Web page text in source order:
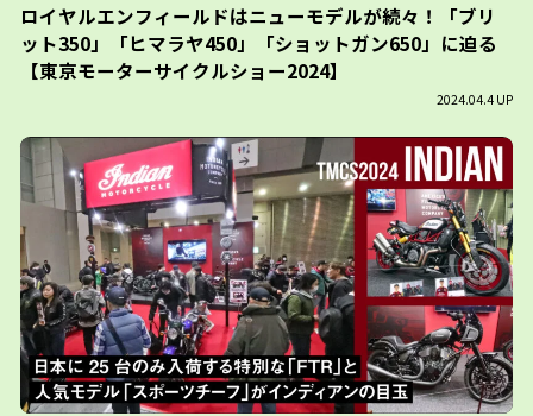
ロイヤルエンフィールドはニューモデルが続々！「ブリ
ット350」「ヒマラヤ450」「ショットガン650」に迫る
【東京モーターサイクルショー2024】
2024.04.4 UP